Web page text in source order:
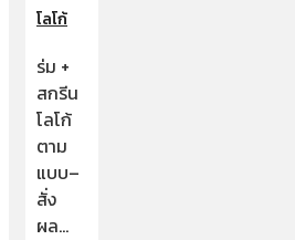
โลโก้
ร่ม +
สกรีน
โลโก้
ตาม
แบบ–
สั่ง
ผล…